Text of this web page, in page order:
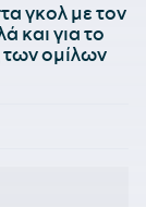
γκολ με τον
και για το
των ομίλων